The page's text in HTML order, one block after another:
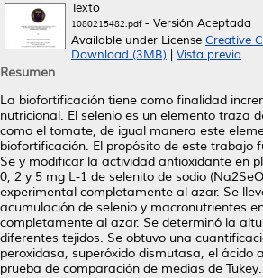
Texto
1080215482.pdf- Versión Aceptada
Available under License Creative
Download (3MB)
Vista previa
Resumen
La biofortificación tiene como finalidad
nutricional. El selenio es un elemento traza
como el tomate, de igual manera este
biofortificación. El propósito de este
Se y modificar la actividad antioxidante en
0, 2 y 5 mg L-1 de selenito de sodio
experimental completamente al azar. Se
acumulación de selenio y macronutrientes
completamente al azar. Se determinó la
diferentes tejidos. Se obtuvo una
peroxidasa, superóxido dismutasa, el ácido
prueba de comparación de medias de